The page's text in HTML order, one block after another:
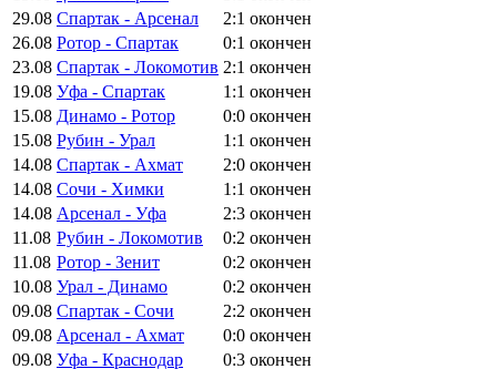
29.08 Спартак - Арсенал 2:1 окончен
26.08 Ротор - Спартак 0:1 окончен
23.08 Спартак - Локомотив 2:1 окончен
19.08 Уфа - Спартак 1:1 окончен
15.08 Динамо - Ротор 0:0 окончен
15.08 Рубин - Урал 1:1 окончен
14.08 Спартак - Ахмат 2:0 окончен
14.08 Сочи - Химки 1:1 окончен
14.08 Арсенал - Уфа 2:3 окончен
11.08 Рубин - Локомотив 0:2 окончен
11.08 Ротор - Зенит 0:2 окончен
10.08 Урал - Динамо 0:2 окончен
09.08 Спартак - Сочи 2:2 окончен
09.08 Арсенал - Ахмат 0:0 окончен
09.08 Уфа - Краснодар 0:3 окончен